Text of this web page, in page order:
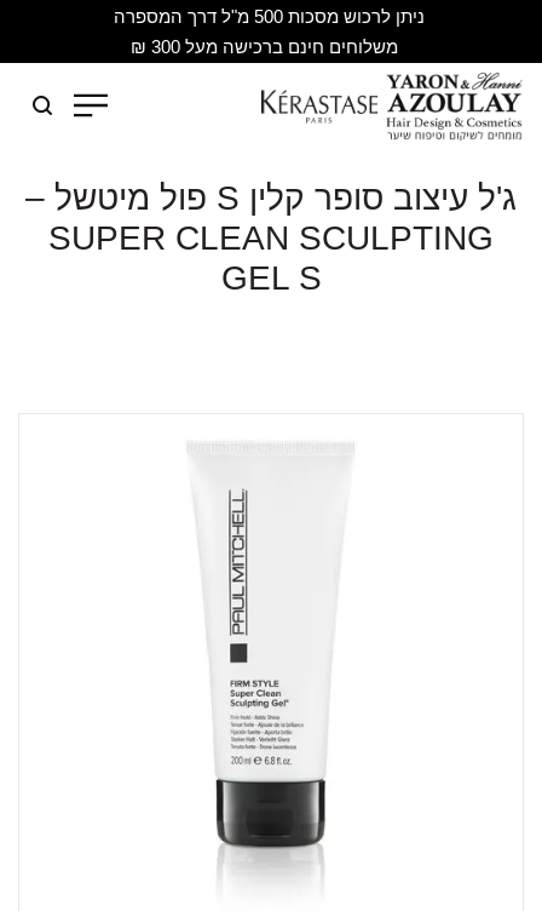
ניתן לרכוש מסכות 500 מ"ל דרך המספרה
משלוחים חינם ברכישה מעל 300 ₪
ג'ל עיצוב סופר קלין S פול מיטשל –
SUPER CLEAN SCULPTING
GEL S